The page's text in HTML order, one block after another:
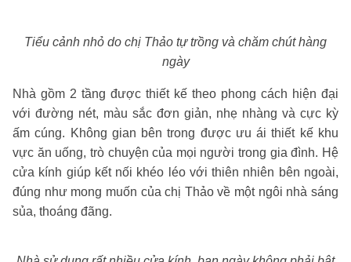
Tiểu cảnh nhỏ do chị Thảo tự trồng và chăm chút hàng
ngày
Nhà gồm 2 tầng được thiết kế theo phong cách hiện đại
với đường nét, màu sắc đơn giản, nhẹ nhàng và cực kỳ
ấm cúng. Không gian bên trong được ưu ái thiết kế khu
vực ăn uống, trò chuyện của mọi người trong gia đình. Hệ
cửa kính giúp kết nối khéo léo với thiên nhiên bên ngoài,
đúng như mong muốn của chị Thảo về một ngôi nhà sáng
sủa, thoáng đãng.